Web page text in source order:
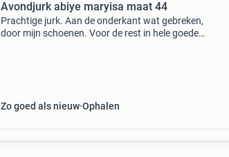
Avondjurk abiye maryisa maat 44
Prachtige jurk. Aan de onderkant wat gebreken,
door mijn schoenen. Voor de rest in hele goede
Zo goed als nieuw Ophalen